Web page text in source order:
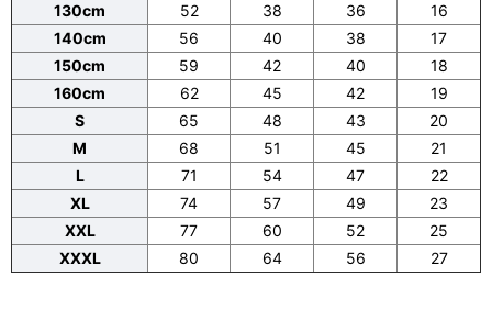
130cm
52 38 36
16
140cm
56 40 38
17
150cm
59 42 40
18
160cm
62 45 42
19
S
65 48 43
20
M
68 51 45
21
L
71 54 47
22
XL
74 57 49
23
XXL
77 60 52
25
XXXL
80 64 56 27